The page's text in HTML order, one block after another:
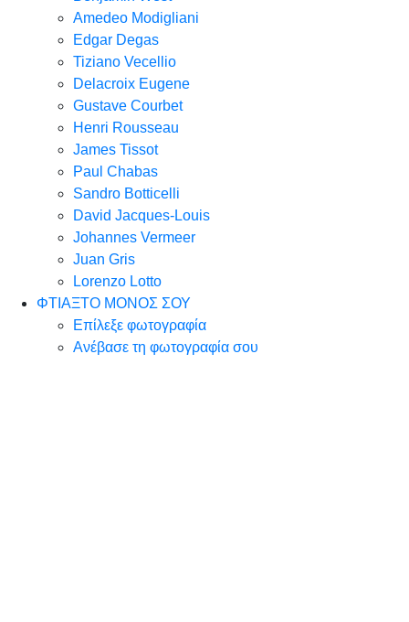
Amedeo Modigliani
Edgar Degas
Tiziano Vecellio
Delacroix Eugene
Gustave Courbet
Henri Rousseau
James Tissot
Paul Chabas
Sandro Botticelli
David Jacques-Louis
Johannes Vermeer
Juan Gris
Lorenzo Lotto
ΦΤΙΑΞΤΟ ΜΟΝΟΣ ΣΟΥ
Επίλεξε φωτογραφία
Ανέβασε τη φωτογραφία σου